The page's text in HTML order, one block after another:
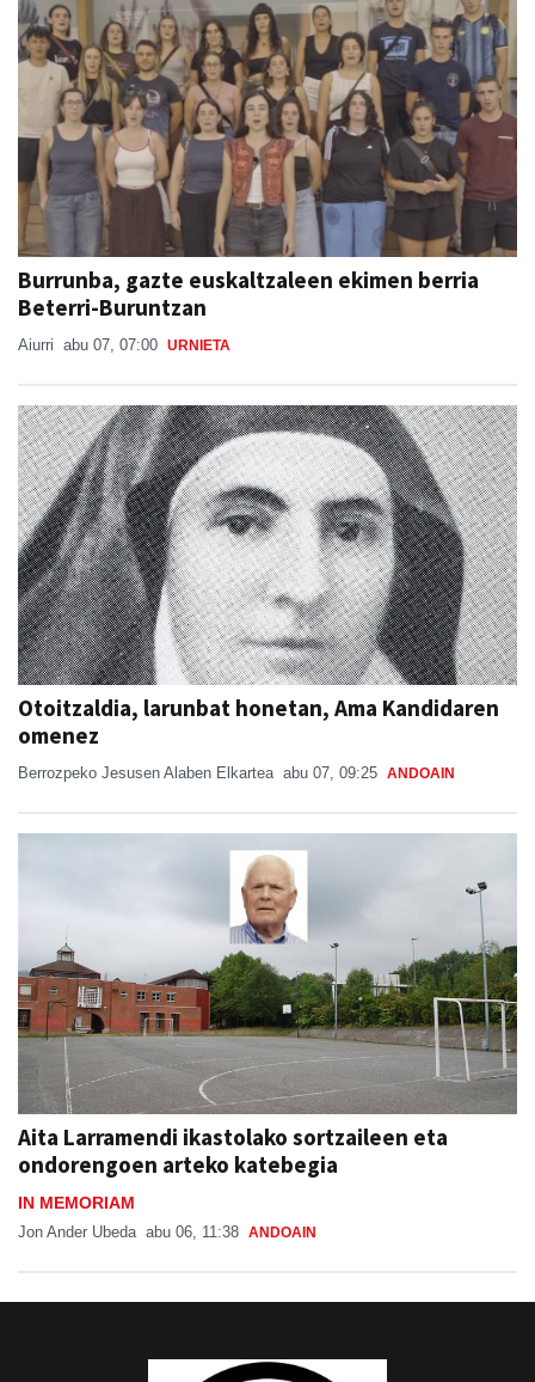
Burrunba, gazte euskaltzaleen ekimen berria
Beterri-Buruntzan
Aiurri abu 07, 07:00 URNIETA
Otoitzaldia, larunbat honetan, Ama Kandidaren
omenez
Berrozpeko Jesusen Alaben Elkartea abu 07, 09:25 ANDOAIN
Aita Larramendi ikastolako sortzaileen eta
ondorengoen arteko katebegia
IN MEMORIAM
Jon Ander Ubeda abu 06, 11:38 ANDOAIN